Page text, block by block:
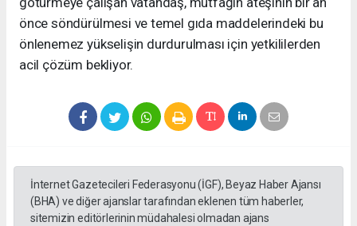
önce söndürülmesi ve temel gıda maddelerindeki bu
önlenemez yükselişin durdurulması için yetkililerden
acil çözüm bekliyor.
İnternet Gazetecileri Federasyonu (İGF), Beyaz Haber Ajansı
(BHA) ve diğer ajanslar tarafından eklenen tüm haberler,
sitemizin editörlerinin müdahalesi olmadan ajans